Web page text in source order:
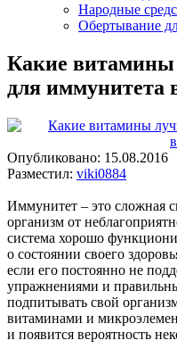
Народные
Обертывание
Какие
для иммунитета
Опубликовано: 15.08.2016
Разместил: viki0884
Иммунитет – это сложная
организм от
система хорошо
о состоянии своего
если его постоянно не
упражнениями и
подпитывать свой
витаминами и
и появится вероятность